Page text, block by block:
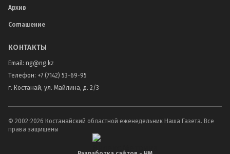
Архив
Соглашение
КОНТАКТЫ
Email: ng@ng.kz
Телефон: +7 (7142) 53-69-95
г. Костанай, ул. Майлина, д. 2/3
© 2002-2026 Костанайский областной еженедельник Наша Газета. Все
права защищены